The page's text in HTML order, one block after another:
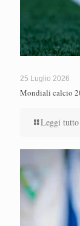
25 Luglio 2026
Mondiali calcio
Leggi tutto